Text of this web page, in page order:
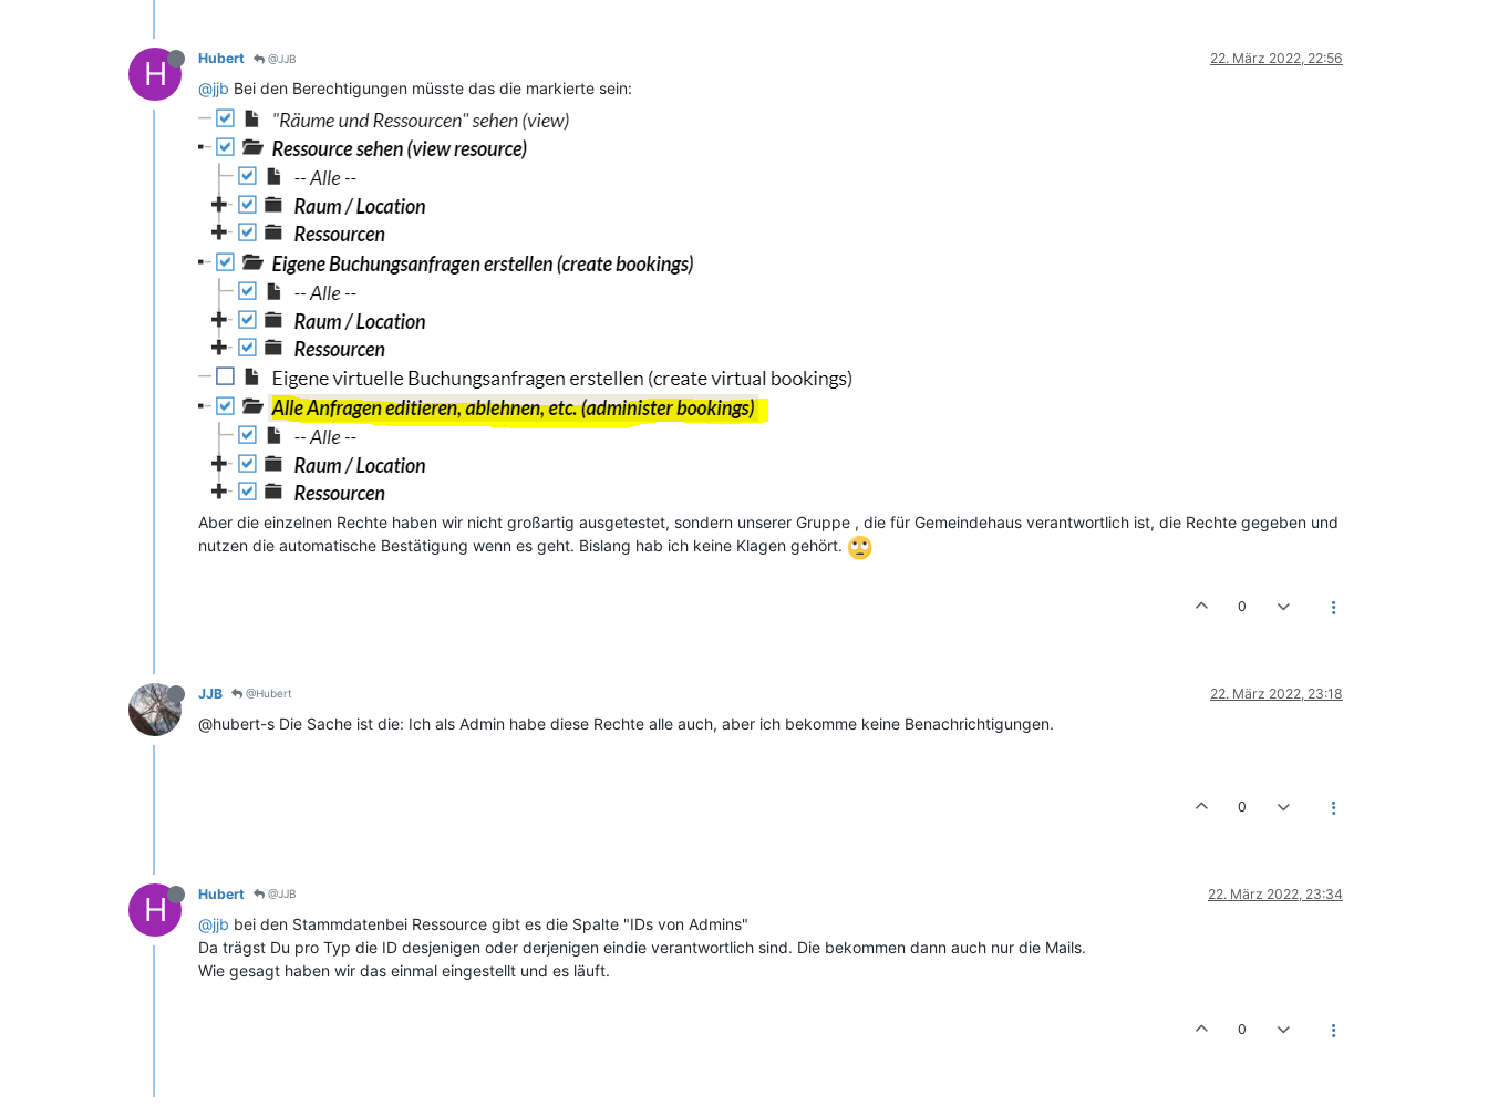
H Hubert @JJB 22. März 2022, 22:56
@jjb Bei den Berechtigungen müsste das die markierte sein:
Aber die einzelnen Rechte haben wir nicht großartig ausgetestet, sondern unserer Gruppe , die für Gemeindehaus verantwortlich ist, die Rechte gegeben und
nutzen die automatische Bestätigung wenn es geht. Bislang hab ich keine Klagen gehört.
0
JJB @Hubert 22. März 2022, 23:18
@hubert-s Die Sache ist die: Ich als Admin habe diese Rechte alle auch, aber ich bekomme keine Benachrichtigungen.
0
H Hubert @JJB 22. März 2022, 23:34
@jjb bei den Stammdatenbei Ressource gibt es die Spalte "IDs von Admins"
Da trägst Du pro Typ die ID desjenigen oder derjenigen eindie verantwortlich sind. Die bekommen dann auch nur die Mails.
Wie gesagt haben wir das einmal eingestellt und es läuft.
0